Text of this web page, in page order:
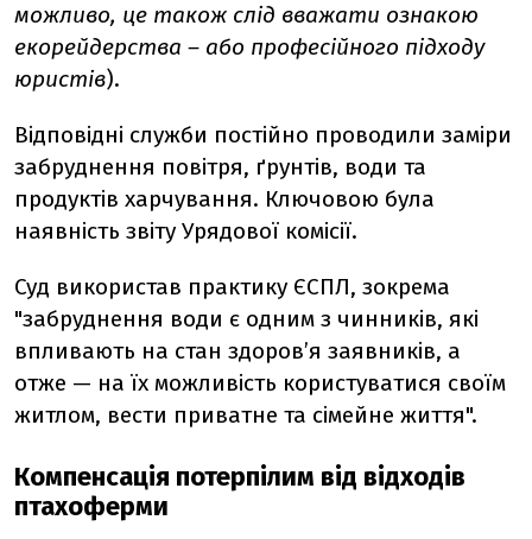
можливо, це також слід вважати ознакою
екорейдерства – або професійного підходу
юристів).
Відповідні служби постійно проводили заміри
забруднення повітря, ґрунтів, води та
продуктів харчування. Ключовою була
наявність звіту Урядової комісії.
Суд використав практику ЄСПЛ, зокрема
"забруднення води є одним з чинників, які
впливають на стан здоров’я заявників, а
отже — на їх можливість користуватися своїм
житлом, вести приватне та сімейне життя".
Компенсація потерпілим від відходів
птахоферми